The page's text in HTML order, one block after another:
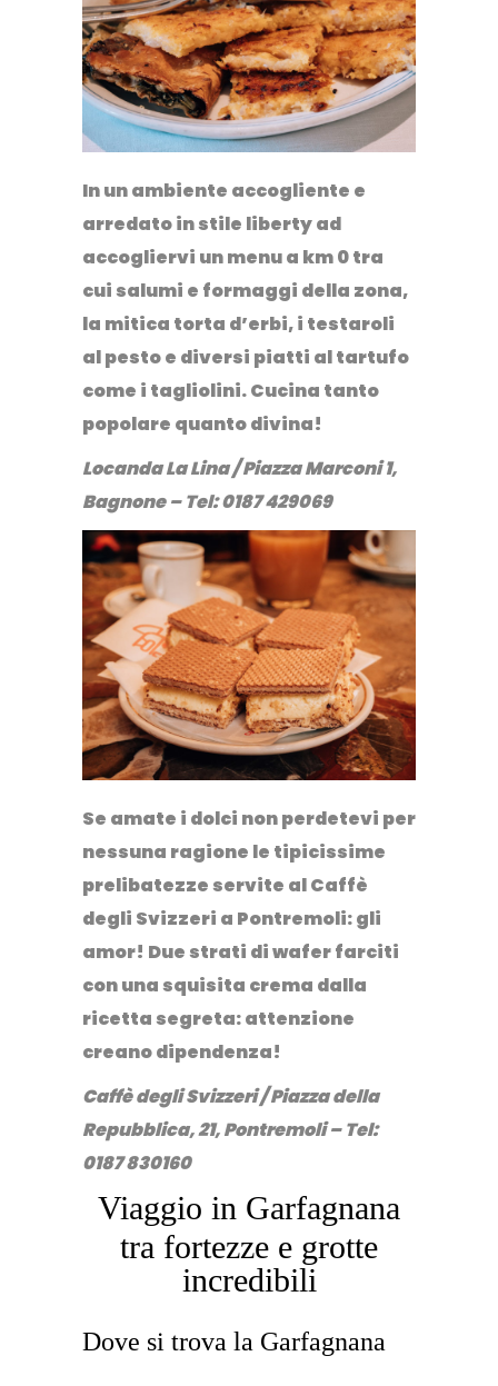
In un ambiente accogliente e
arredato in stile liberty ad
accogliervi un menu a km 0 tra
cui salumi e formaggi della zona,
la mitica torta d’erbi, i testaroli
al pesto e diversi piatti al tartufo
come i tagliolini. Cucina tanto
popolare quanto divina!
Locanda La Lina / Piazza Marconi 1,
Bagnone – Tel: 0187 429069
Se amate i dolci non perdetevi per
nessuna ragione le tipicissime
prelibatezze servite alCaffè
degli Svizzeri a Pontremoli: gli
amor! Due strati di wafer farciti
con una squisita crema dalla
ricetta segreta: attenzione
creano dipendenza!
Caffè degli Svizzeri / Piazza della
Repubblica, 21, Pontremoli – Tel:
0187 830160
Viaggio in Garfagnana
tra fortezze e grotte
incredibili
Dove si trova la Garfagnana